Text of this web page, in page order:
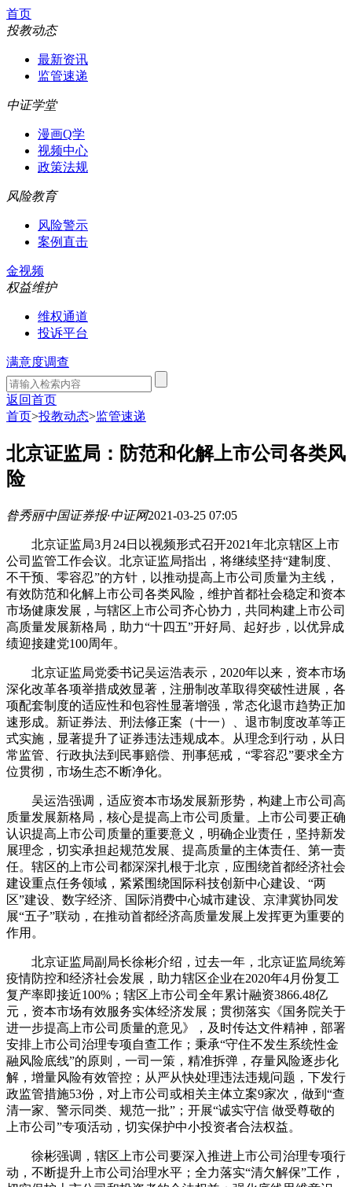
首页
投教动态
最新资讯
监管速递
中证学堂
漫画Q学
视频中心
政策法规
风险教育
风险警示
案例直击
金视频
权益维护
维权通道
投诉平台
满意度调查
返回首页
首页>投教动态>监管速递
北京证监局：防范和化解上市公司各类风
险
昝秀丽中国证券报·中证网2021-03-25 07:05
北京证监局3月24日以视频形式召开2021年北京辖区上市
公司监管工作会议。北京证监局指出，将继续坚持“建制度、
不干预、零容忍”的方针，以推动提高上市公司质量为主线，
有效防范和化解上市公司各类风险，维护首都社会稳定和资本
市场健康发展，与辖区上市公司齐心协力，共同构建上市公司
高质量发展新格局，助力“十四五”开好局、起好步，以优异成
绩迎接建党100周年。
北京证监局党委书记吴运浩表示，2020年以来，资本市场
深化改革各项举措成效显著，注册制改革取得突破性进展，各
项配套制度的适应性和包容性显著增强，常态化退市趋势正加
速形成。新证券法、刑法修正案（十一）、退市制度改革等正
式实施，显著提升了证券违法违规成本。从理念到行动，从日
常监管、行政执法到民事赔偿、刑事惩戒，“零容忍”要求全方
位贯彻，市场生态不断净化。
吴运浩强调，适应资本市场发展新形势，构建上市公司高
质量发展新格局，核心是提高上市公司质量。上市公司要正确
认识提高上市公司质量的重要意义，明确企业责任，坚持新发
展理念，切实承担起规范发展、提高质量的主体责任、第一责
任。辖区的上市公司都深深扎根于北京，应围绕首都经济社会
建设重点任务领域，紧紧围绕国际科技创新中心建设、“两
区”建设、数字经济、国际消费中心城市建设、京津冀协同发
展“五子”联动，在推动首都经济高质量发展上发挥更为重要的
作用。
北京证监局副局长徐彬介绍，过去一年，北京证监局统筹
疫情防控和经济社会发展，助力辖区企业在2020年4月份复工
复产率即接近100%；辖区上市公司全年累计融资3866.48亿
元，资本市场有效服务实体经济发展；贯彻落实《国务院关于
进一步提高上市公司质量的意见》，及时传达文件精神，部署
安排上市公司治理专项自查工作；秉承“守住不发生系统性金
融风险底线”的原则，一司一策，精准拆弹，存量风险逐步化
解，增量风险有效管控；从严从快处理违法违规问题，下发行
政监管措施53份，对上市公司或相关主体立案9家次，做到“查
清一家、警示同类、规范一批”；开展“诚实守信 做受尊敬的
上市公司”专项活动，切实保护中小投资者合法权益。
徐彬强调，辖区上市公司要深入推进上市公司治理专项行
动，不断提升上市公司治理水平；全力落实“清欠解保”工作，